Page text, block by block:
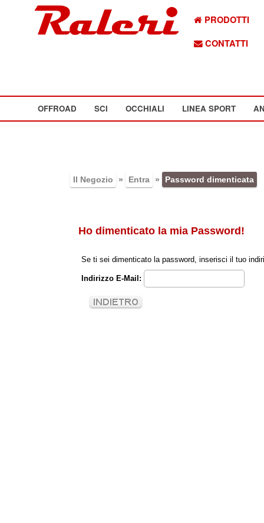
PRODOTTI
CONTATTI
OFFROAD SCI OCCHIALI LINEA SPORT
Il Negozio » Entra » Password dimenticata
Ho dimenticato la mia Password!
Se ti sei dimenticato la password, inserisci il tuo
Indirizzo E-Mail: